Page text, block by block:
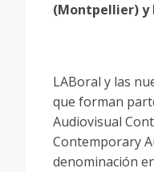
(Montpellier) y
LABoral y las
que forman
Audiovisual
Contemporary
denominación